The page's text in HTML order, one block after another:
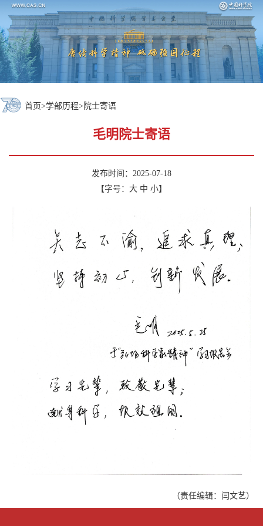
首页>学部历程> 院士寄语
毛明院士寄语
发布时间：2025-07-18
【字号： 大 中 小】
（责任编辑：闫文艺）